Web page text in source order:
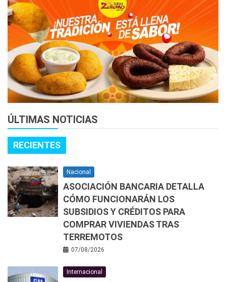
ÚLTIMAS NOTICIAS
RECIENTES
Nacional
ASOCIACIÓN BANCARIA DETALLA
CÓMO FUNCIONARÁN LOS
SUBSIDIOS Y CRÉDITOS PARA
COMPRAR VIVIENDAS TRAS
TERREMOTOS
07/08/2026
Internacional